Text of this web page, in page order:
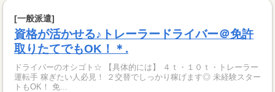
[一般派遣]
資格が活かせる♪トレーラードライバー＠免許
取りたてでもOK！＊.
ドライバーのオシゴト☆ 【具体的には】 ４ｔ・１０ｔ・トレーラー
運転手 稼ぎたい人必見！ ２交替でしっかり稼げます◎ 未経験スター
トもOK！ 免...